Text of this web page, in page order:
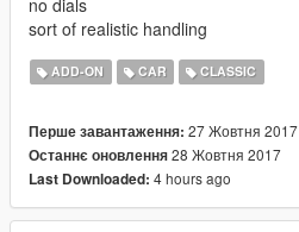
sort of realistic handling
ADD-ON CAR CLASSIC
Перше завантаження: 27 Жовтня 2017
Останнє оновлення28 Жовтня 2017
Last Downloaded: 4 hours ago